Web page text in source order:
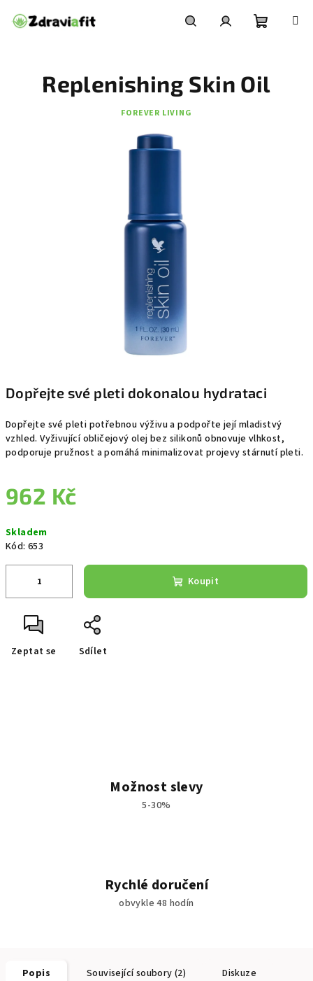
košík
Dopřejte své pleti dokonalou hydrataci
Dopřejte své pleti potřebnou výživu a podpořte její mladistvý
vzhled. Vyživující obličejový olej bez silikonů obnovuje vlhkost,
podporuje pružnost a pomáhá minimalizovat projevy stárnutí pleti.
962 Kč
cena:
Skladem
Kód: 653
Koupit
Zeptat se Sdílet
Replenishing Skin Oil
FOREVER LIVING
Možnost slevy
5-30%
Rychlé doručení
obvykle 48 hodín
Popis Související soubory (2) Diskuze